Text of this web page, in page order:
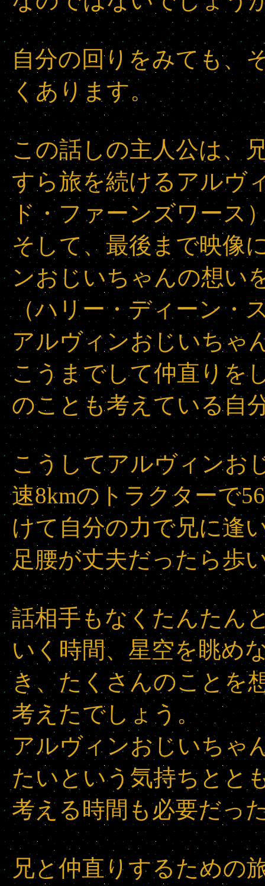
自分の回りをみても、
くあります。
この話しの主人公は、
すら旅を続けるアルヴ
ド・ファーンズワース
そして、最後まで映像
ンおじいちゃんの想い
（ハリー・ディーン・
アルヴィンおじいちゃ
こうまでして仲直りを
のことも考えている自
こうしてアルヴィンお
速8kmのトラクターで
けて自分の力で兄に逢
足腰が丈夫だったら歩
話相手もなくたんたん
いく時間、星空を眺め
き、たくさんのことを
考えたでしょう。
アルヴィンおじいちゃ
たいという気持ちとと
考える時間も必要だっ
兄と仲直りするための